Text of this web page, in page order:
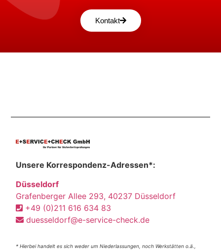
Kontakt
Unsere Korrespondenz-Adressen*:
Düsseldorf
Grafenberger Allee 293, 40237 Düsseldorf
+49 (0)211 616 634 83
duesseldorf@e-service-check.de
* Hierbei handelt es sich weder um Niederlassungen, noch Werkstätten o.ä.,